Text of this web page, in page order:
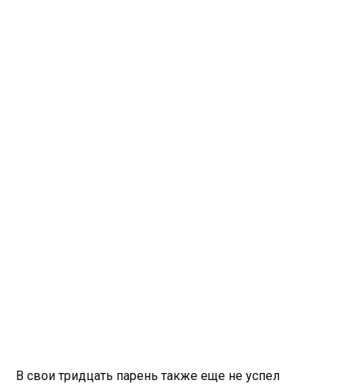
В свои тридцать парень также еще не успел